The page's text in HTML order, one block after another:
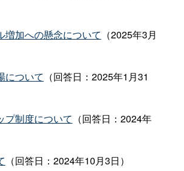
増加への懸念について （2025年3月
について （回答日：2025年1月31
プ制度について （回答日：2024年
（回答日：2024年10月3日）